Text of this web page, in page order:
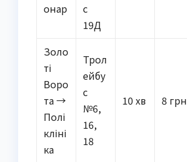
онар
с
19Д
Золо
ті
Воро
та →
Полі
кліні
ка
Трол
ейбу
с
№6,
16,
18
10 хв 8 грн